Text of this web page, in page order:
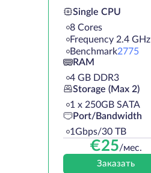
Single CPU
8 Cores
Frequency 2.4 GHz
Benchmark2775
RAM
4 GB DDR3
Storage (Max 2)
1 х 250GB SATA
Port/Bandwidth
1Gbps/30 TB
€25/мес.
Заказать